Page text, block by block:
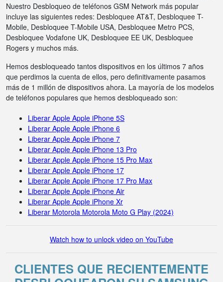
Nuestro Desbloqueo de teléfonos GSM Network más popular
incluye las siguientes redes: Desbloquee AT&T, Desbloquee T-
Mobile, Desbloquee T-Mobile USA, Desbloquee Metro PCS,
Desbloquee Vodafone UK, Desbloquee EE UK, Desbloquee
Rogers y muchos más.
Hemos desbloqueado tantos dispositivos en los últimos 7 años
que perdimos la cuenta de ellos, pero definitivamente pasamos
más de 1 millón de dispositivos ahora. La mayoría de los modelos
de teléfonos populares que hemos desbloqueado son:
Liberar Apple Apple iPhone 5S
Liberar Apple Apple iPhone 6
Liberar Apple Apple iPhone 7
Liberar Apple Apple iPhone 13 Pro
Liberar Apple Apple iPhone 15 Pro Max
Liberar Apple Apple iPhone 17
Liberar Apple Apple iPhone 17 Pro Max
Liberar Apple Apple iPhone Air
Liberar Apple Apple iPhone Xr
Liberar Motorola Motorola Moto G Play (2024)
Watch how to unlock video on YouTube
CLIENTES QUE RECIENTEMENTE